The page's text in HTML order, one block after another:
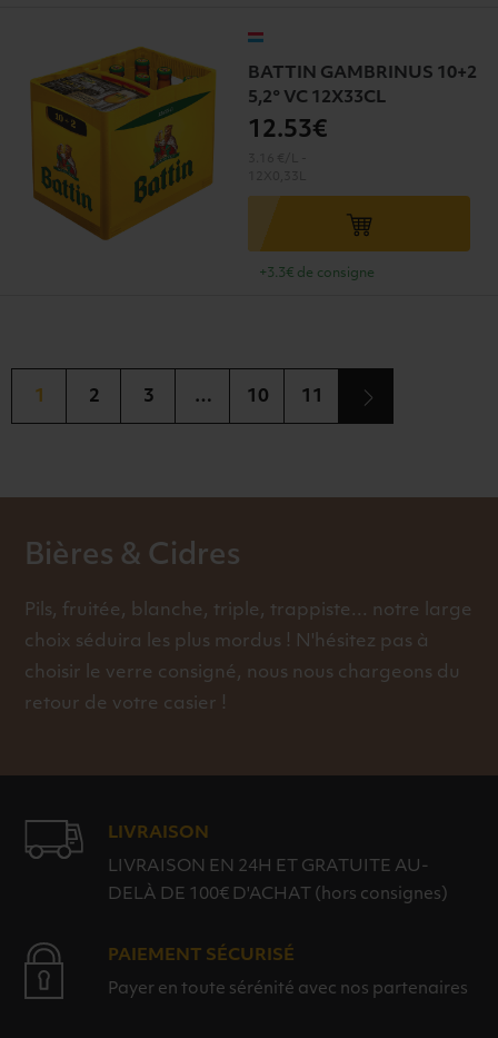
BATTIN GAMBRINUS 10+2
5,2° VC 12X33CL
12.53€
+3.3€ de consigne
1 2 3 … 10 11
Bières & Cidres
Pils, fruitée, blanche, triple, trappiste... notre large
choix séduira les plus mordus ! N'hésitez pas à
choisir le verre consigné, nous nous chargeons du
retour de votre casier !
LIVRAISON
LIVRAISON EN 24H ET GRATUITE AU-
DELÀ DE 100€ D'ACHAT (hors consignes)
PAIEMENT SÉCURISÉ
Payer en toute sérénité avec nos partenaires